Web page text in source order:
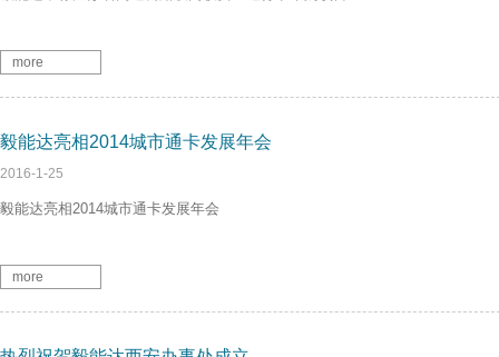
more
毅能达亮相2014城市通卡发展年会
2016-1-25
毅能达亮相2014城市通卡发展年会
more